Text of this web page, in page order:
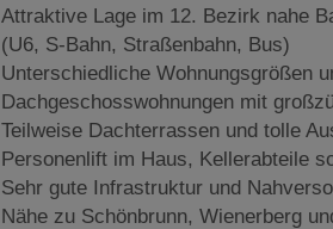
Attraktive Lage im 12. Bezirk nahe
(U6, S-Bahn, Straßenbahn, Bus)
Unterschiedliche Wohnungsgrößen
Dachgeschosswohnungen mit
Teilweise Dachterrassen und tolle
Personenlift im Haus, Kellerabteile
Sehr gute Infrastruktur und
Nähe zu Schönbrunn, Wienerberg